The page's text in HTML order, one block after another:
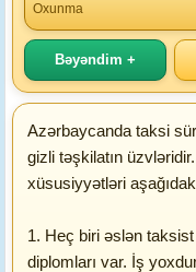
Oxunma
Bəyəndim +
Azərbaycanda taksi
gizli təşkilatın
xüsusiyyətləri
1. Heç biri əslən
diplomları var. İş